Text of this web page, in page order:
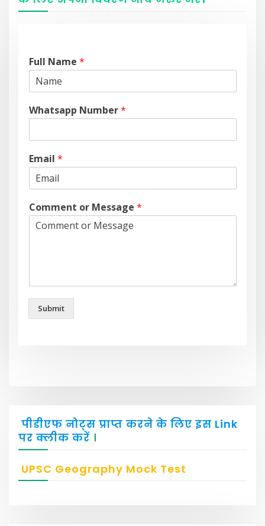
Full Name *
Whatsapp Number*
Email *
Comment or Message *
Submit
पीडीएफ नोट्स प्राप्त करने के लिए इस Link
पर क्लीक करें ।
UPSC Geography Mock Test